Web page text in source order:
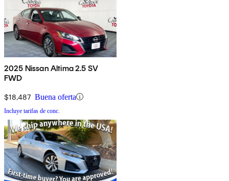
2025 Nissan Altima 2.5 SV
FWD
$18,487 Buena oferta
Incluye tarifas de conc.